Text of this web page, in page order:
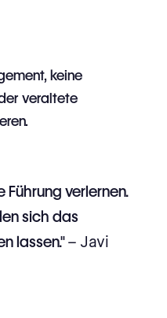
keine
veraltete
verlernen.
sich das
lassen."– Javi